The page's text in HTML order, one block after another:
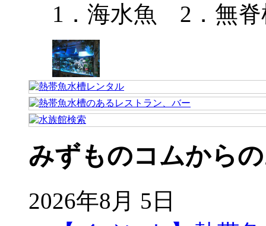
1．海水魚 2．無脊
みずものコムから
2026年8月 5日